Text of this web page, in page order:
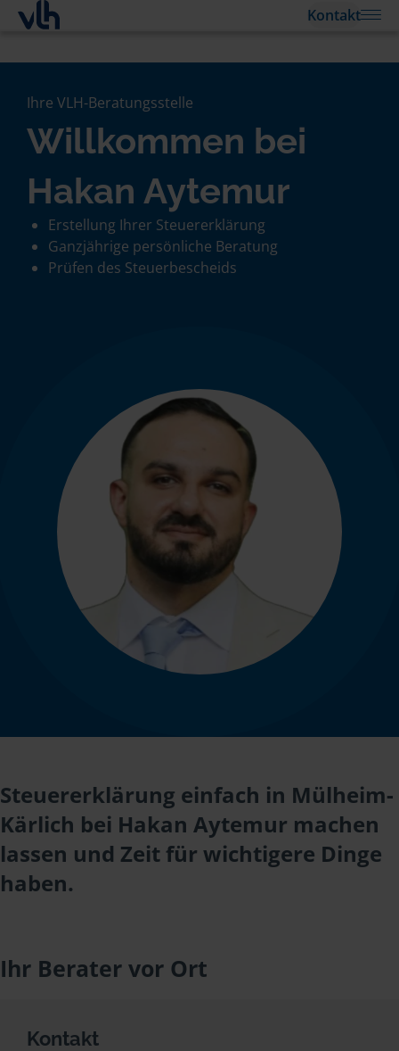
Kontakt
Ihre VLH-Beratungsstelle
Willkommen bei
Hakan Aytemur
Erstellung Ihrer Steuererklärung
Ganzjährige persönliche Beratung
Prüfen des Steuerbescheids
Steuererklärung einfach in Mülheim-
Kärlich bei Hakan Aytemur machen
lassen und Zeit für wichtigere Dinge
haben.
Ihr Berater vor Ort
Kontakt